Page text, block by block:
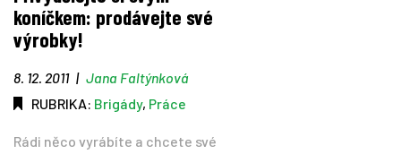
koníčkem: prodávejte své
výrobky!
8. 12. 2011 | Jana Faltýnková
RUBRIKA: Brigády, Práce
Rádi něco vyrábíte a chcete své